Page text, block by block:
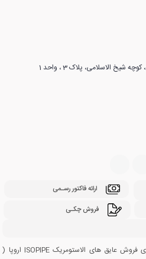
شیخ الاسلامی، پلاک 3 ، واحد 1
ارائه فاکتور رسـمی
فروش چکـی
نماینده انحصاری فروش عایق های الاستومریک ISOPIPE اروپا (